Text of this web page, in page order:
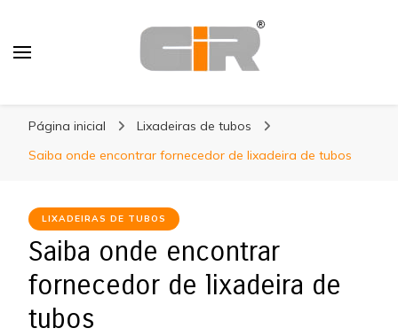
Página inicial
Lixadeiras de tubos
Saiba onde encontrar fornecedor de lixadeira de tubos
LIXADEIRAS DE TUBOS
Saiba onde encontrar
fornecedor de lixadeira de
tubos